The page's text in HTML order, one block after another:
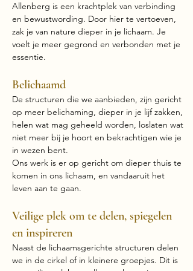
Allenberg is een krachtplek van verbinding
en bewustwording. Door hier te vertoeven,
zak je van nature dieper in je lichaam. Je
voelt je meer gegrond en verbonden met je
essentie.
Belichaamd
De structuren die we aanbieden, zijn gericht
op meer belichaming, dieper in je lijf zakken,
helen wat mag geheeld worden, loslaten wat
niet meer bij je hoort en bekrachtigen wie je
in wezen bent.
Ons werk is er op gericht om dieper thuis te
komen in ons lichaam, en vandaaruit het
leven aan te gaan.
Veilige plek om te delen, spiegelen
en inspireren
Naast de lichaamsgerichte structuren delen
we in de cirkel of in kleinere groepjes. Dit is